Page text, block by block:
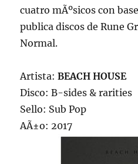
cuatro mÃºsicos con
publica discos de Rune
Normal.
Artista:BEACH HOUSE
Disco: B-sides & rarities
Sello: Sub Pop
AÃ±o: 2017